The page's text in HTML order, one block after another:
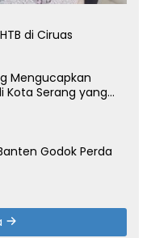
di Ciruas
Mengucapkan
Kota Serang yang
Godok Perda